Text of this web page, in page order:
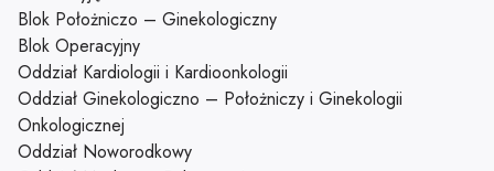
Blok Położniczo – Ginekologiczny
Blok Operacyjny
Oddział Kardiologii i Kardioonkologii
Oddział Ginekologiczno – Położniczy i Ginekologii
Onkologicznej
Oddział Noworodkowy